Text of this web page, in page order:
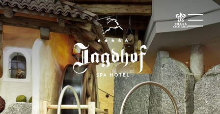
01 Der Jagdhof
02 Zimmer & Suiten
03 Cuisine
04 Spa & Fitness